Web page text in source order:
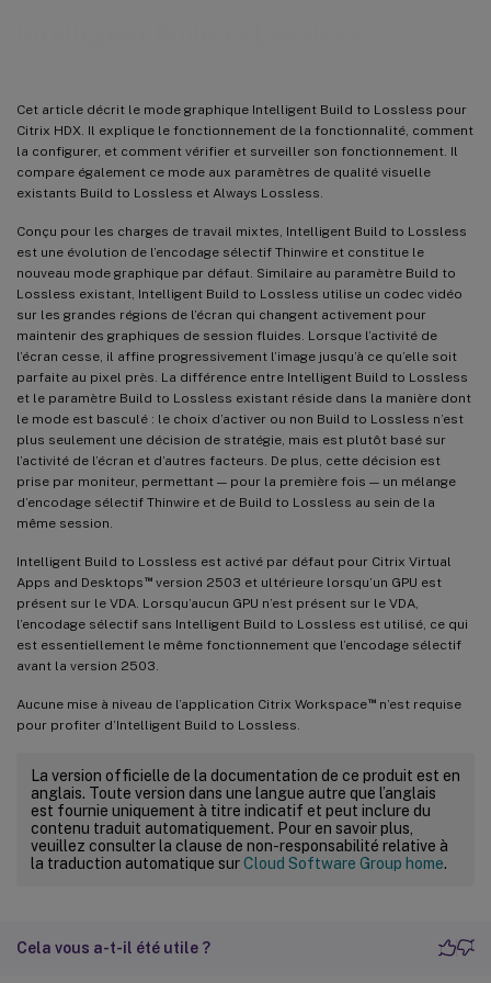
Cet article décrit le mode graphique Intelligent Build to Lossless pour
Citrix HDX. Il explique le fonctionnement de la fonctionnalité, comment
la configurer, et comment vérifier et surveiller son fonctionnement. Il
compare également ce mode aux paramètres de qualité visuelle
existants Build to Lossless et Always Lossless.
Conçu pour les charges de travail mixtes, Intelligent Build to Lossless
est une évolution de l’encodage sélectif Thinwire et constitue le
nouveau mode graphique par défaut. Similaire au paramètre Build to
Lossless existant, Intelligent Build to Lossless utilise un codec vidéo
sur les grandes régions de l’écran qui changent activement pour
maintenir des graphiques de session fluides. Lorsque l’activité de
l’écran cesse, il affine progressivement l’image jusqu’à ce qu’elle soit
parfaite au pixel près. La différence entre Intelligent Build to Lossless
et le paramètre Build to Lossless existant réside dans la manière dont
le mode est basculé : le choix d’activer ou non Build to Lossless n’est
plus seulement une décision de stratégie, mais est plutôt basé sur
l’activité de l’écran et d’autres facteurs. De plus, cette décision est
prise par moniteur, permettant — pour la première fois — un mélange
d’encodage sélectif Thinwire et de Build to Lossless au sein de la
même session.
Intelligent Build to Lossless est activé par défaut pour Citrix Virtual
Apps and Desktops ™version 2503 et ultérieure lorsqu’un GPU est
présent sur le VDA. Lorsqu’aucun GPU n’est présent sur le VDA,
l’encodage sélectif sans Intelligent Build to Lossless est utilisé, ce qui
est essentiellement le même fonctionnement que l’encodage sélectif
avant la version 2503.
Aucune mise à niveau de l’application Citrix Workspace™n’est requise
pour profiter d’Intelligent Build to Lossless.
La version officielle de la documentation de ce produit est en
anglais. Toute version dans une langue autre que l’anglais
est fournie uniquement à titre indicatif et peut inclure du
contenu traduit automatiquement. Pour en savoir plus,
veuillez consulter la clause de non-responsabilité relative à
la traduction automatique surCloud Software Group home.
Cela vous a-t-il été utile ?